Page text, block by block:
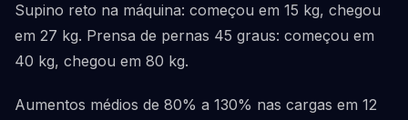
Supino reto na máquina: começou em 15 kg, chegou
em 27 kg. Prensa de pernas 45 graus: começou em
40 kg, chegou em 80 kg.
Aumentos médios de 80% a 130% nas cargas em 12